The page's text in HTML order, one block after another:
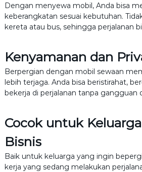
Dengan menyewa mobil, Anda bisa
keberangkatan sesuai kebutuhan.
kereta atau bus, sehingga perjalanan
Kenyamanan dan
Berpergian dengan mobil sewaan
lebih terjaga. Anda bisa beristirahat,
bekerja di perjalanan tanpa gangguan
Cocok untuk
Bisnis
Baik untuk keluarga yang ingin
kerja yang sedang melakukan